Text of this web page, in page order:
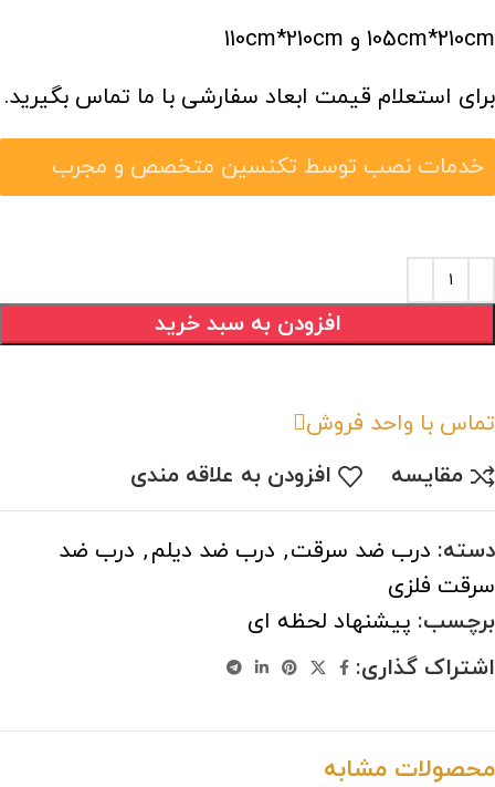
105cm*210cm و 110cm*210cm
برای استعلام قیمت ابعاد سفارشی با ما تماس بگیرید.
خدمات نصب توسط تکنسین متخصص و مجرب
افزودن به سبد خرید
تماس با واحد فروش
مقایسه
افزودن به علاقه مندی
دسته: درب ضد سرقت, درب ضد دیلم, درب ضد
سرقت فلزی
برچسب: پیشنهاد لحظه ای
اشتراک گذاری:
محصولات مشابه